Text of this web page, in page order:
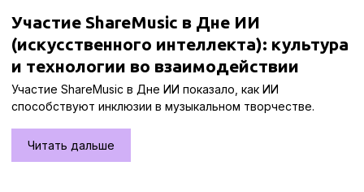
Участие ShareMusic в Дне ИИ
(искусственного интеллекта): культура
и технологии во взаимодействии
Участие ShareMusic в Дне ИИ показало, как ИИ
способствуют инклюзии в музыкальном творчестве.
Читать дальше